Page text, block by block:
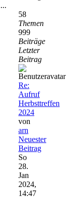
58
Themen
999
Beiträge
Letzter
Beitrag
Re:
Aufruf
Herbsttreffen
2024
von
arn
Neuester
Beitrag
So
28.
Jan
2024,
14:47